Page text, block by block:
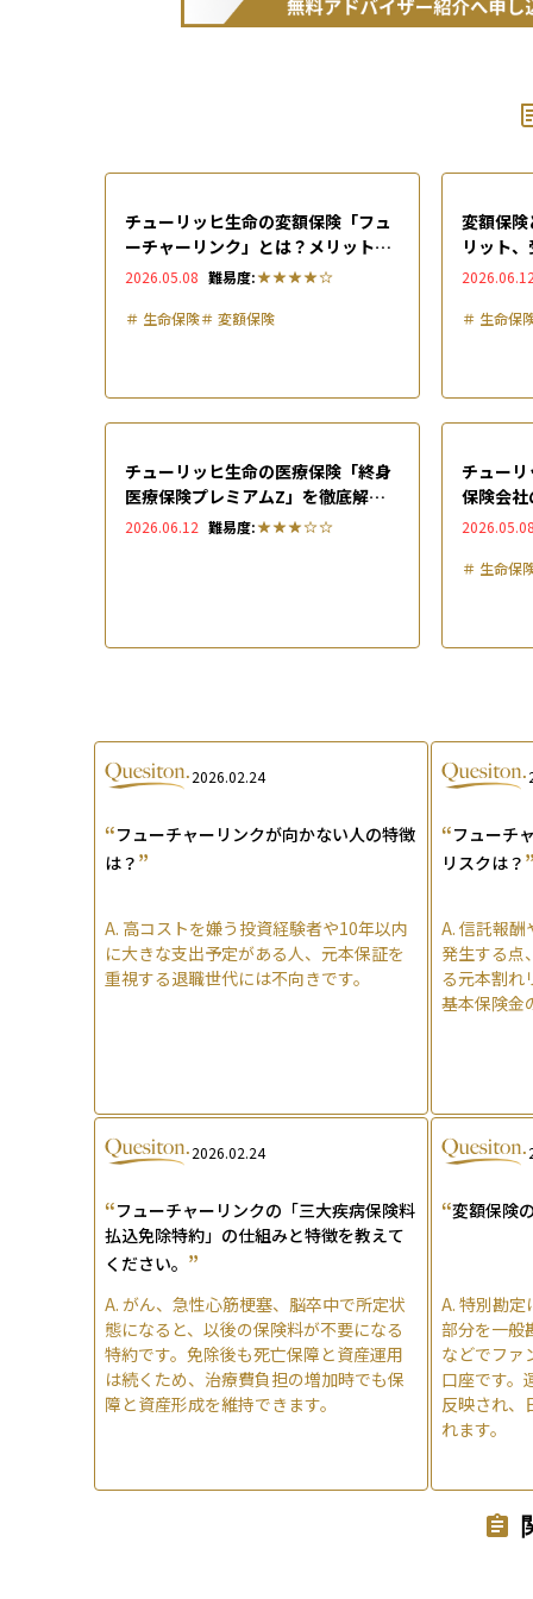
チューリッヒ生命の変額保険「フュ
ーチャーリンク」とは？メリット・
デメリット、評判を徹底解説
2026.05.08 難易度:
＃ 生命保険＃ 変額保険
変額保
リット
説
＃ 生命保
チューリッヒ生命の医療保険「終身
医療保険プレミアムZ」を徹底解
説！メリットや向いている人の特
2026.06.12 難易度:
チュー
保険会
商品を解
＃ 生命保
2026.02.24
“フューチャーリンクが向かない人の特徴
は？ ”
A. 高コストを嫌う投資経験者や10年以内
に大きな支出予定がある人、元本保証を
重視する退職世代には不向きです。
“フューチ
リスクは？
A. 信託報酬
発生する点
る元本割れ
基本保険金
2026.02.24
“フューチャーリンクの「三大疾病保険料
払込免除特約」の仕組みと特徴を教えて
ください。 ”
A. がん、急性心筋梗塞、脳卒中で所定状
態になると、以後の保険料が不要になる
特約です。免除後も死亡保障と資産運用
は続くため、治療費負担の増加時でも保
障と資産形成を維持できます。
“変額保険
A. 特別勘定
部分を一般
などでファ
口座です。
反映され、
れます。